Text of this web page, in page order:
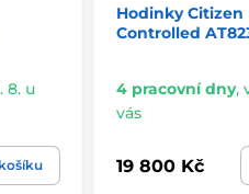
8. u
Hodinky Citizen
Controlled
4 pracovní dny,
vás
19 800 Kč